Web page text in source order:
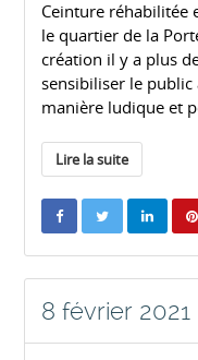
Ceinture réhabilitée
le quartier de la
création il y a plus
sensibiliser le public
manière ludique et
Lire la suite
8 février 2021